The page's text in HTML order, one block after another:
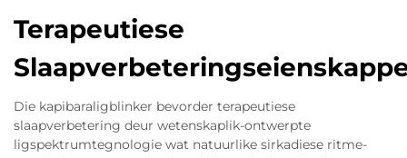
Terapeutiese
Die kapibaraligblinker bevorder terapeutiese
slaapverbetering deur wetenskaplik-ontwerpte
ligspektrumtegnologie wat natuurlike sirkadiese ritme-